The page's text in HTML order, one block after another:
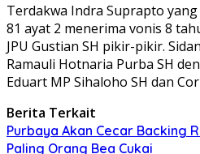
Terdakwa Indra Suprapto
81 ayat 2 menerima vonis 8
JPU Gustian SH pikir-pikir.
Ramauli Hotnaria Purba SH
Eduart MP Sihaloho SH dan
Berita Terkait
Purbaya Akan Cecar Backing
Paling Orang Bea Cukai